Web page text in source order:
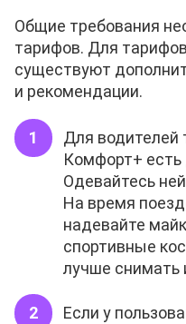
Общие требования
тарифов. Для
существуют
и рекомендации.
Для водителей
Комфорт+ есть
Одевайтесь
На время
надевайте
спортивные
лучше снимать
Если у